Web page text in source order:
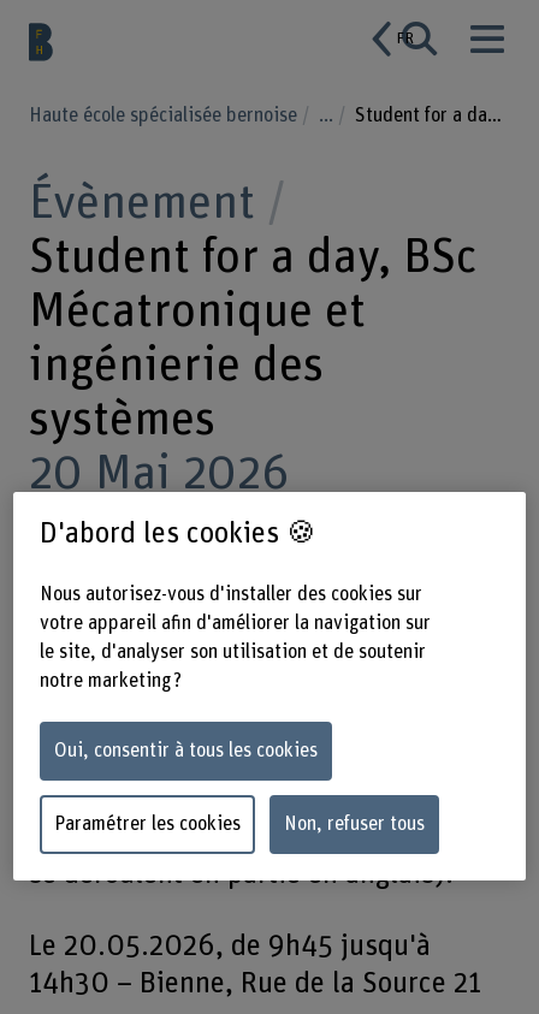
FR
Haute école spécialisée bernoise ... Student for a day, BSc Mécatronique et ingénierie des systèmes
Évènement
Student for a day, BSc
Mécatronique et
ingénierie des
systèmes
20 Mai 2026
du Bachelor en mécatronique et
ingénierie des systèmes (Ingénierie
médicale | Robotique | Ingénierie
horlogère et microtechnique) de près
lors de l'événement «Student for a
Day», qui se tiendra le 20 mai 2026
en allemand ou en anglais (les cours
se déroulent en partie en anglais)!
Le 20.05.2026, de 9h45 jusqu'à
14h30 – Bienne, Rue de la Source 21
D'abord les cookies 🍪
Nous autorisez-vous d'installer des cookies sur
votre appareil afin d'améliorer la navigation sur
le site, d'analyser son utilisation et de soutenir
notre marketing ?
Oui, consentir à tous les cookies
Paramétrer les cookies Non, refuser tous